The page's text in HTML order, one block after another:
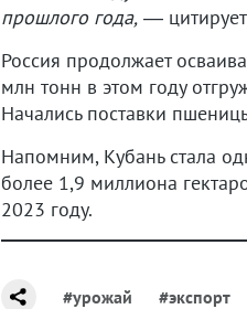
прошлого года, —
Россия продолжает
млн тонн в этом году
Начались поставки
Напомним, Кубань стала
более 1,9 миллиона
2023 году.
#урожай #экспорт